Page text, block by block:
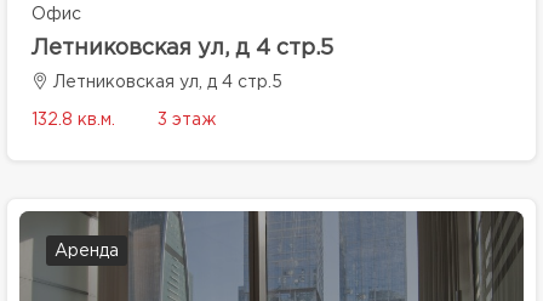
Офис
Летниковская ул, д 4 стр.5
Летниковская ул, д 4 стр.5
132.8 кв.м. 3 этаж
Аренда